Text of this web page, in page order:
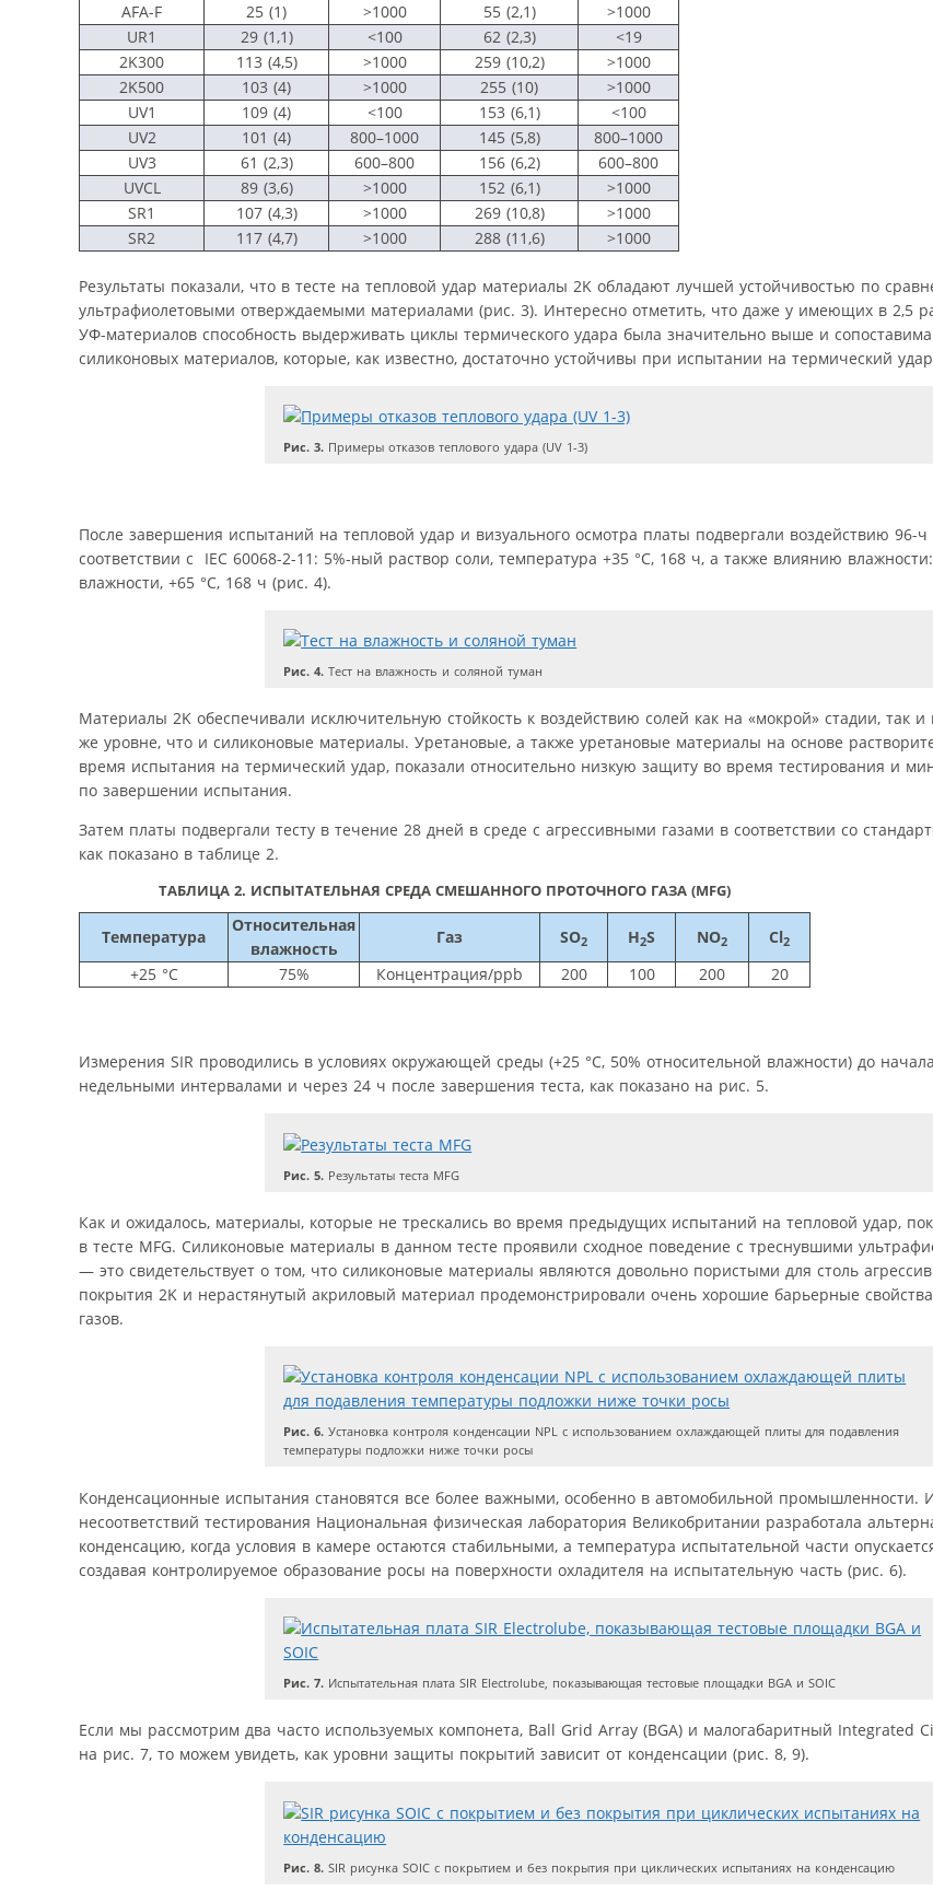
AFA-F
25 (1) >1000 55 (2,1)
>1000
UR1
29 (1,1) <100 62 (2,3)
<19
2K300
113 (4,5) >1000 259 (10,2)
>1000
2K500
103 (4) >1000 255 (10)
>1000
UV1
109 (4) <100 153 (6,1)
<100
UV2
101 (4) 800–1000 145 (5,8)
800–1000
UV3
61 (2,3) 600–800 156 (6,2)
600–800
UVCL
89 (3,6) >1000 152 (6,1)
>1000
SR1
107 (4,3) >1000 269 (10,8)
>1000
SR2
117 (4,7) >1000 288 (11,6) >1000
Результаты показали, что в тесте на тепловой удар материалы 2K обладают лучшей устойчивостью по
ультрафиолетовыми отверждаемыми материалами (рис. 3). Интересно отметить, что даже у имеющих в 2,5
УФ-материалов способность выдерживать циклы термического удара была значительно выше и
силиконовых материалов, которые, как известно, достаточно устойчивы при испытании на термический
Рис. 3. Примеры отказов теплового удара (UV 1-3)
После завершения испытаний на тепловой удар и визуального осмотра платы подвергали воздействию 96-ч
соответствии с IEC 60068-2-11: 5%-ный раствор соли, температура +35 °C, 168 ч, а также влиянию
влажности, +65 °C, 168 ч (рис. 4).
Рис. 4. Тест на влажность и соляной туман
Материалы 2K обеспечивали исключительную стойкость к воздействию солей как на «мокрой» стадии, так
же уровне, что и силиконовые материалы. Уретановые, а также уретановые материалы на основе
время испытания на термический удар, показали относительно низкую защиту во время тестирования и
по завершении испытания.
Затем платы подвергали тесту в течение 28 дней в среде с агрессивными газами в соответствии со
как показано в таблице 2.
ТАБЛИЦА 2. ИСПЫТАТЕЛЬНАЯ СРЕДА СМЕШАННОГО ПРОТОЧНОГО ГАЗА (MFG)
Температура
Относительная
влажность
Газ SO2 H2S NO2 Cl2
+25 °C 75% Концентрация/ppb 200 100 200 20
Измерения SIR проводились в условиях окружающей среды (+25 °C, 50% относительной влажности) до
недельными интервалами и через 24 ч после завершения теста, как показано на рис. 5.
Рис. 5. Результаты теста MFG
Как и ожидалось, материалы, которые не трескались во время предыдущих испытаний на тепловой удар,
в тесте MFG. Силиконовые материалы в данном тесте проявили сходное поведение с треснувшими
— это свидетельствует о том, что силиконовые материалы являются довольно пористыми для столь
покрытия 2K и нерастянутый акриловый материал продемонстрировали очень хорошие барьерные
газов.
Рис. 6. Установка контроля конденсации NPL с использованием охлаждающей плиты для подавления
температуры подложки ниже точки росы
Конденсационные испытания становятся все более важными, особенно в автомобильной промышленности.
несоответствий тестирования Национальная физическая лаборатория Великобритании разработала
конденсацию, когда условия в камере остаются стабильными, а температура испытательной части
создавая контролируемое образование росы на поверхности охладителя на испытательную часть (рис. 6).
Рис. 7. Испытательная плата SIR Electrolube, показывающая тестовые площадки BGA и SOIC
Если мы рассмотрим два часто используемых компонета, Ball Grid Array (BGA) и малогабаритный Integrated
на рис. 7, то можем увидеть, как уровни защиты покрытий зависит от конденсации (рис. 8, 9).
Рис. 8. SIR рисунка SOIC с покрытием и без покрытия при циклических испытаниях на конденсацию